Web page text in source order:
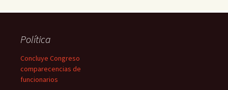
Política
Concluye Congreso
comparecencias de
funcionarios